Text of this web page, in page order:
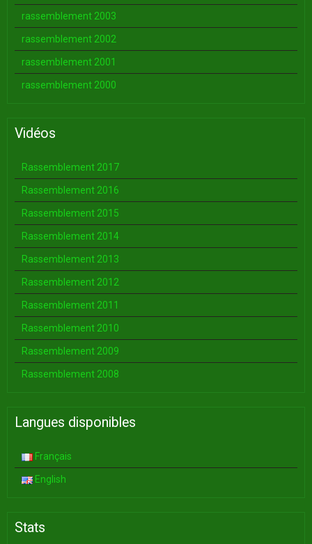
rassemblement 2003
rassemblement 2002
rassemblement 2001
rassemblement 2000
Vidéos
Rassemblement 2017
Rassemblement 2016
Rassemblement 2015
Rassemblement 2014
Rassemblement 2013
Rassemblement 2012
Rassemblement 2011
Rassemblement 2010
Rassemblement 2009
Rassemblement 2008
Langues disponibles
Français
English
Stats